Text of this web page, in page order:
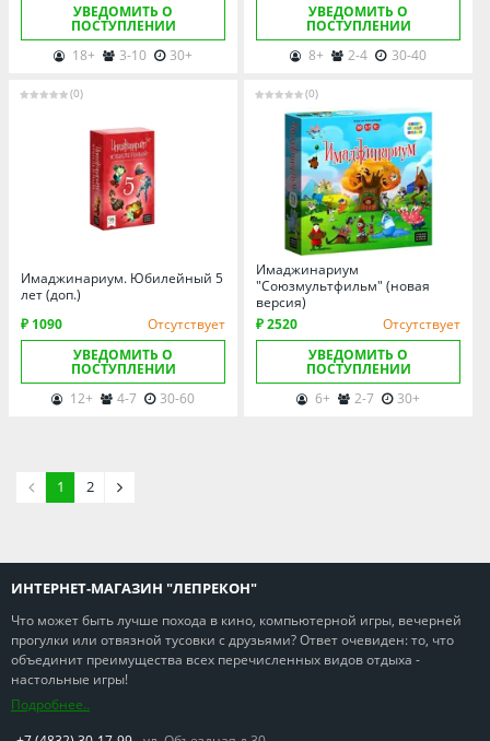
УВЕДОМИТЬ О
ПОСТУПЛЕНИИ
18+
3-10 30+
УВЕДОМИТЬ О
ПОСТУПЛЕНИИ
8+
2-4 30-40
(0)
Имаджинариум. Юбилейный 5
лет (доп.)
₽ 1090
Отсутствует
УВЕДОМИТЬ О
ПОСТУПЛЕНИИ
12+
4-7 30-60
(0)
Имаджинариум
"Союзмультфильм" (новая
версия)
₽ 2520
Отсутствует
УВЕДОМИТЬ О
ПОСТУПЛЕНИИ
6+
2-7 30+
1 2
ИНТЕРНЕТ-МАГАЗИН "ЛЕПРЕКОН"
Что может быть лучше похода в кино, компьютерной игры, вечерней
прогулки или отвязной тусовки с друзьями? Ответ очевиден: то, что
объединит преимущества всех перечисленных видов отдыха -
настольные игры!
Подробнее..